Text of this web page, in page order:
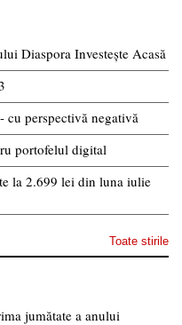
Diaspora Investește Acasă
perspectivă negativă
portofelul digital
la 2.699 lei din luna iulie
Toate stirile
jumătate a anului